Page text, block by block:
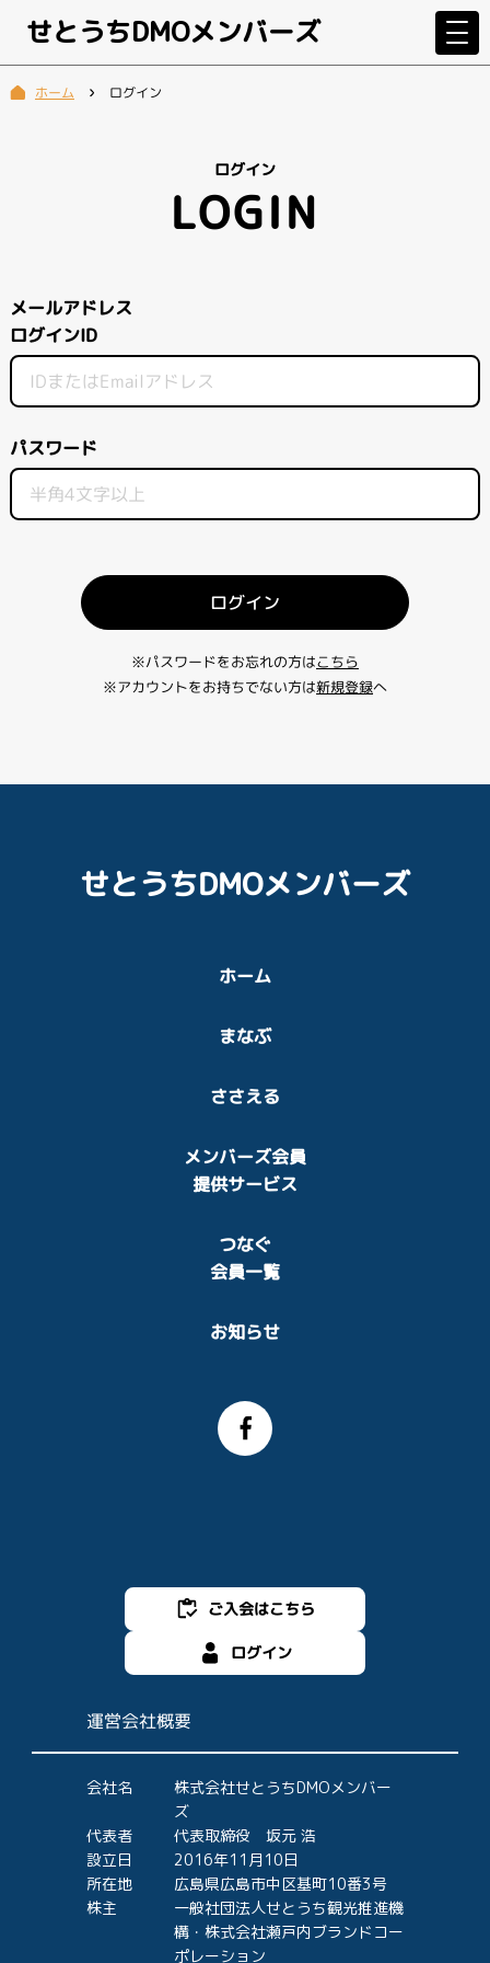
せとうちDMOメンバーズ
ホーム ログイン
ログイン
LOGIN
メールアドレス
ログインID
パスワード
ログイン
※パスワードをお忘れの方はこちら
※アカウントをお持ちでない方は新規登録へ
せとうちDMOメンバーズ
ホーム
まなぶ
ささえる
メンバーズ会員
提供サービス
つなぐ
会員一覧
お知らせ
ご入会はこちら
ログイン
運営会社概要
会社名
株式会社せとうちDMOメンバー
ズ
代表者
代表取締役 坂元 浩
設立日
2016年11月10日
所在地
広島県広島市中区基町10番3号
株主
一般社団法人せとうち観光推進機
構・株式会社瀬戸内ブランドコー
ポレーション